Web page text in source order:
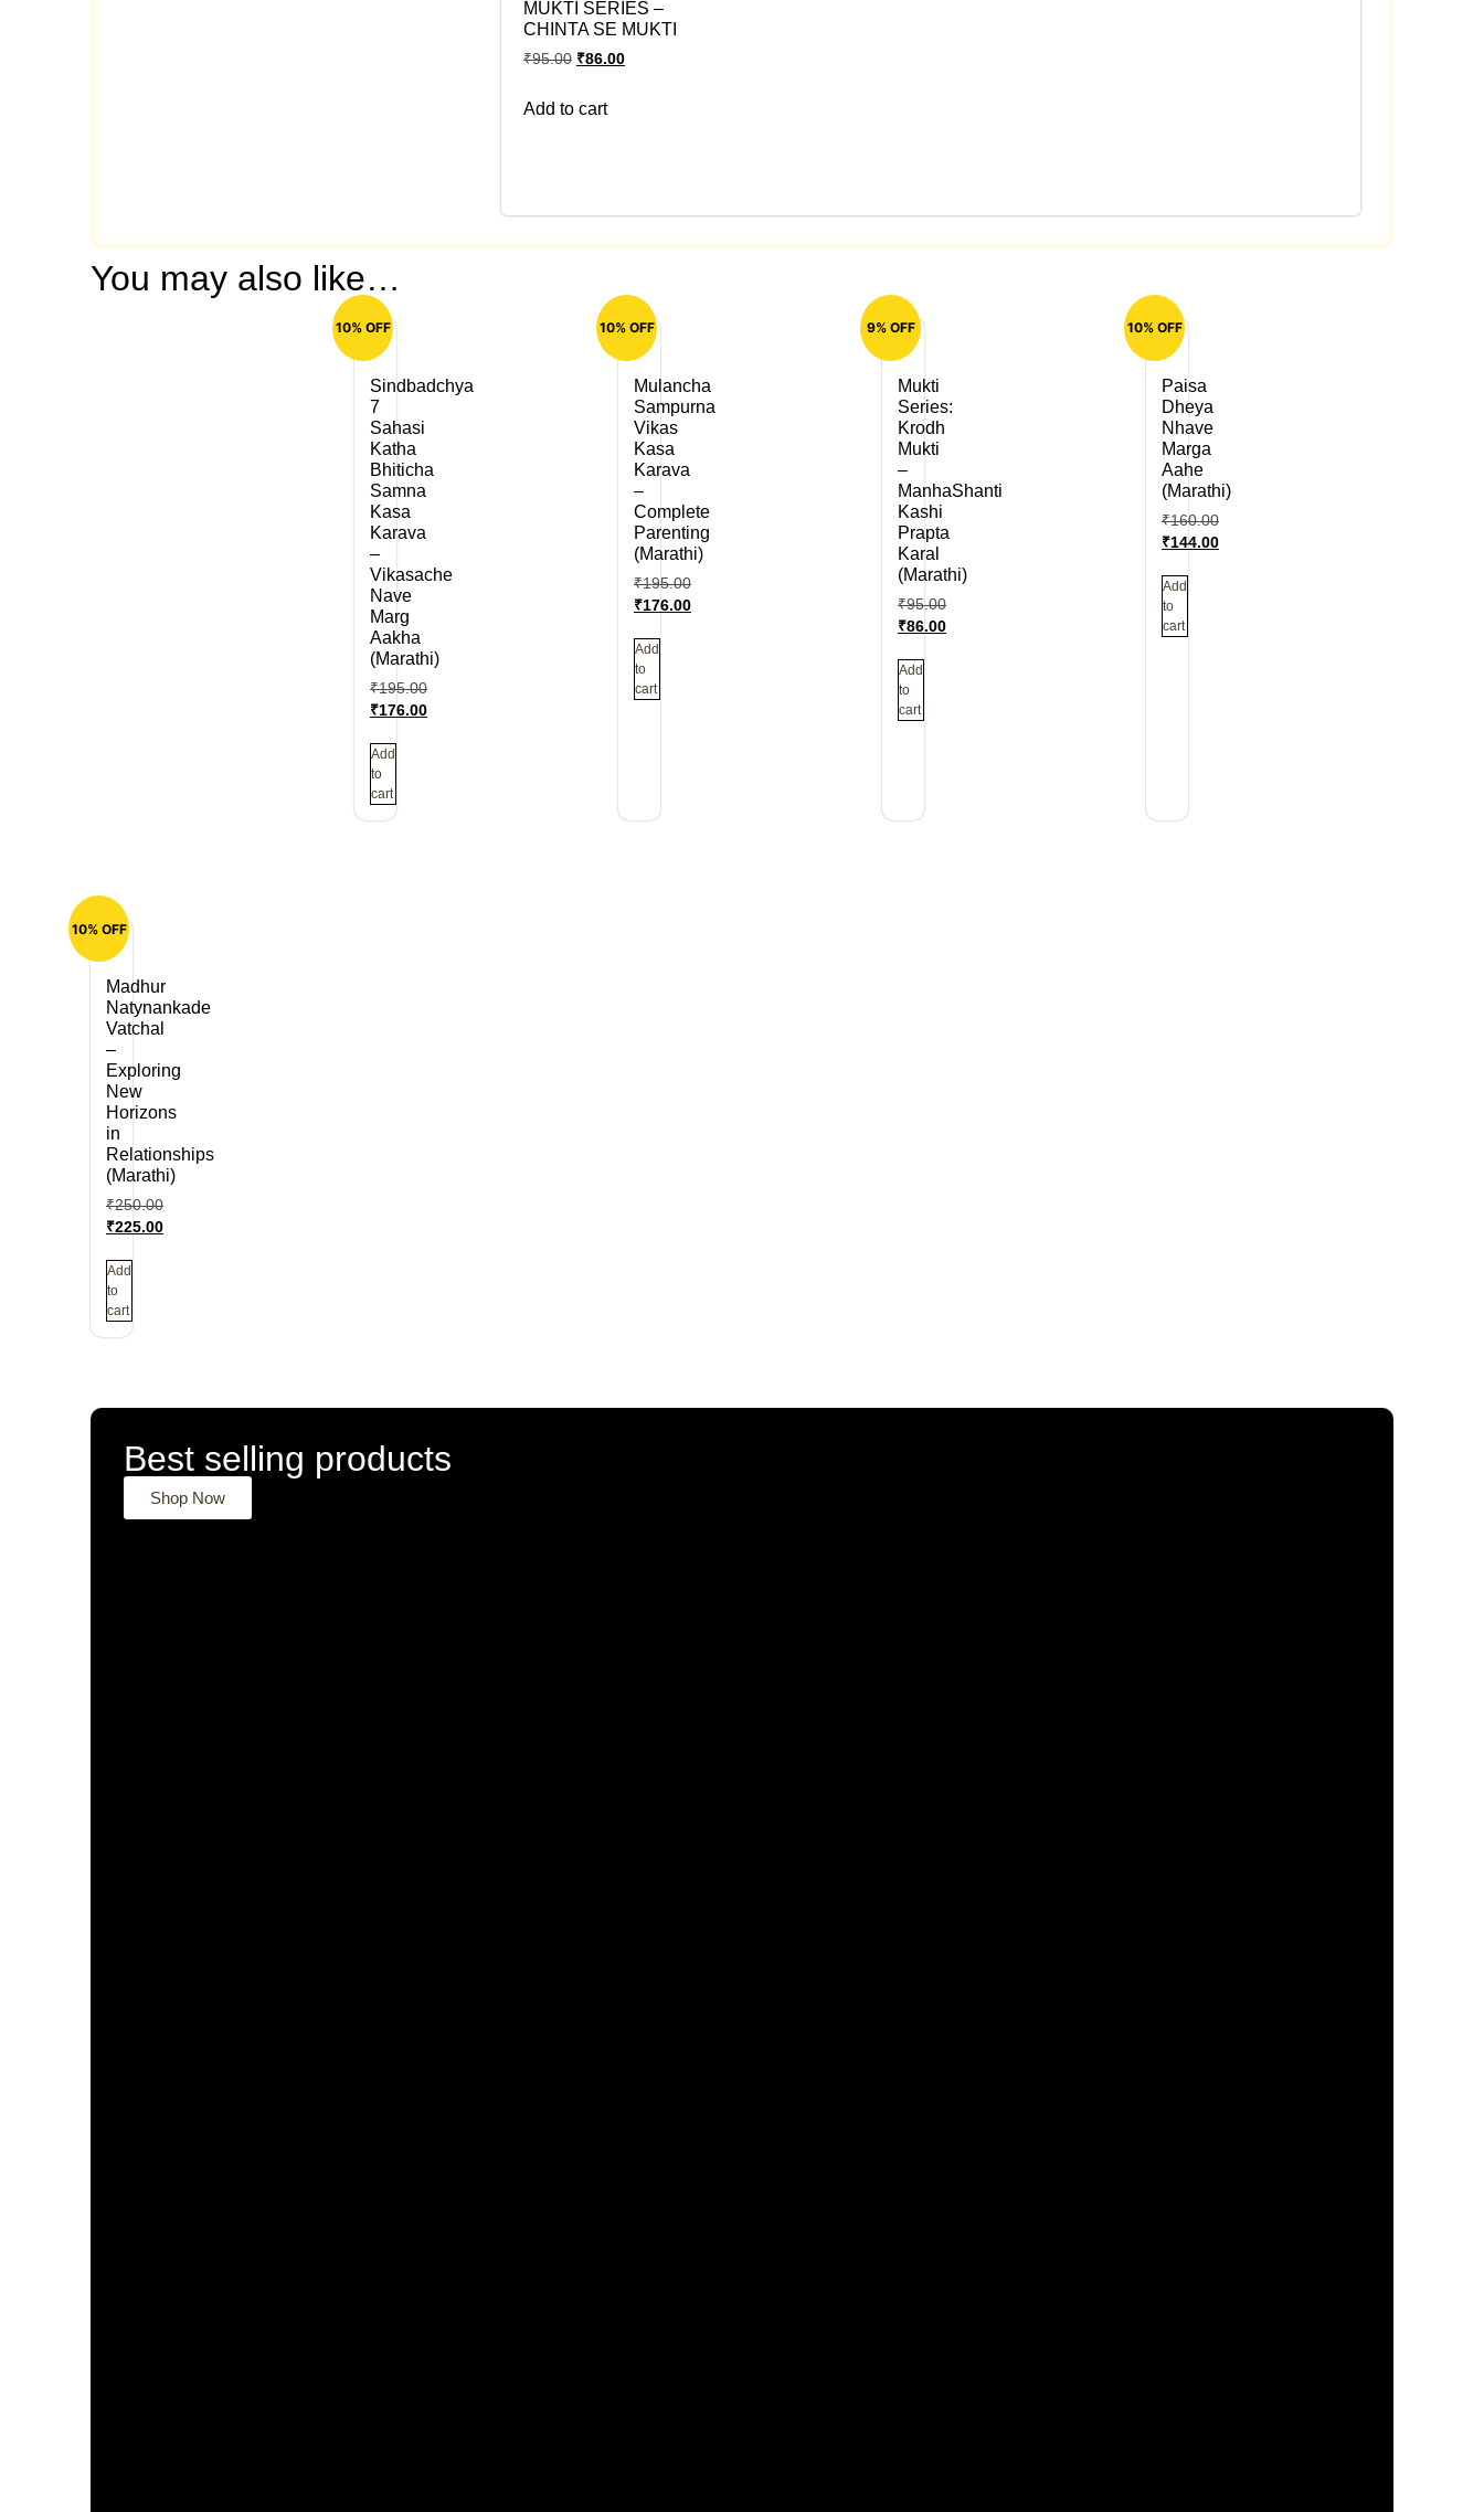
MUKTI SERIES –
CHINTA SE MUKTI
₹95.00 ₹86.00
Add to cart
You may also like…
10% OFF
Sindbadchya
7
Sahasi
Katha
Bhiticha
Samna
Kasa
Karava
–
Vikasache
Nave
Marg
Aakha
(Marathi)
₹195.00
₹176.00
Add
to
cart
10% OFF
Mulancha
Sampurna
Vikas
Kasa
Karava
–
Complete
Parenting
(Marathi)
₹195.00
₹176.00
Add
to
cart
9% OFF
Mukti
Series:
Krodh
Mukti
–
ManhaShanti
Kashi
Prapta
Karal
(Marathi)
₹95.00
₹86.00
Add
to
cart
10% OFF
Paisa
Dheya
Nhave
Marga
Aahe
(Marathi)
₹160.00
₹144.00
Add
to
cart
10% OFF
Madhur
Natynankade
Vatchal
–
Exploring
New
Horizons
in
Relationships
(Marathi)
₹250.00
₹225.00
Add
to
cart
Best selling products
Shop Now